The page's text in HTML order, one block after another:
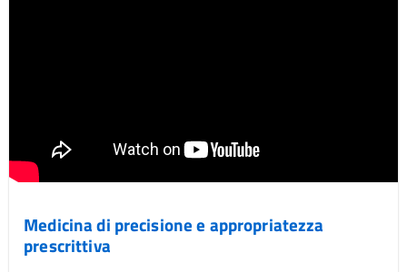
Medicina di precisione e appropriatezza
prescrittiva